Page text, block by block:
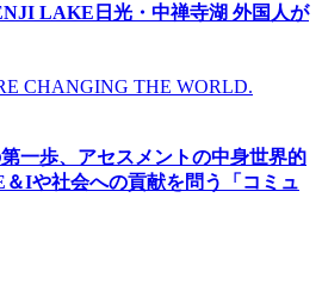
LAKE日光・中禅寺湖 外国人が
CHANGING THE WORLD.
第一歩、アセスメントの中身世界的
Iや社会への貢献を問う「コミュ